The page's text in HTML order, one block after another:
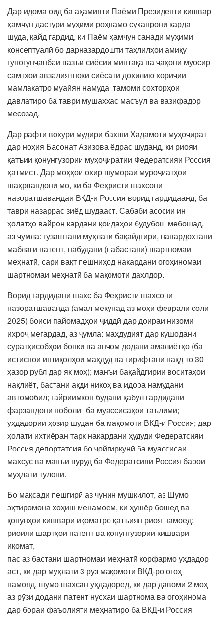
Дар идома оид ба аҳамияти Паёми Президенти кишвар
ҳамчун дастури муҳими роҳнамо суханронӣ карда
шуда, қайд гардид, ки Паём ҳамчун санади муҳими
консептуалӣ бо дарназардошти таҳлилҳои амиқу
гуногунҷанбаи вазъи сиёсии минтақа ва ҷаҳони муосир
самтҳои авзалиятноки сиёсати дохилию хориҷии
мамлакатро муайян намуда, тамоми сохторҳои
давлатиро ба таври мушаххас масъул ва вазифадор
месозад.
Дар рафти вохӯрӣ мудири бахши Хадамоти муҳоҷират
дар ноҳия Басонат Азизова ёдрас шуданд, ки риояи
қатъии қонунгузории муҳоҷиратии Федератсияи Россия
ҳатмист. Дар моҳҳои охир шумораи муроҷиатҳои
шаҳрвандони мо, ки ба Феҳристи шахсони
назоратшавандаи ВКД-и Россия ворид гардидаанд, ба
таври назаррас зиёд шудааст. Сабаби асосии ин
ҳолатҳо вайрон кардани қоидаҳои будубош мебошад,
аз ҷумла: гузаштани муҳлати бақайдгирӣ, напардохтани
маблағи патент, набудани (набастани) шартномаи
меҳнатӣ, сари вақт пешниҳод накардани огоҳиномаи
шартномаи меҳнатӣ ба мақомоти дахлдор.
Ворид гардидани шахс ба Феҳристи шахсони
назоратшаванда (амал мекунад аз моҳи феврали соли
2025) боиси пайомадҳои ҷиддӣ дар доираи низоми
ихроҷ мегардад, аз ҷумла: маҳдудият дар кушодани
суратҳисобҳои бонкӣ ва анҷом додани амалиётҳо (ба
истиснои интиқолҳои маҳдуд ва гирифтани нақд то 30
ҳазор рубл дар як моҳ); манъи бақайдгирии воситаҳои
нақлиёт, бастани ақди никоҳ ва идора намудани
автомобил; ғайриимкон будани қабул гардидани
фарзандони ноболиғ ба муассисаҳои таълимӣ;
уҳдадории ҳозир шудан ба мақомоти ВКД-и Россия; дар
ҳолати ихтиёран тарк накардани ҳудуди Федератсияи
Россия депортатсия бо ҷойгиркунӣ ба муассисаи
махсус ва манъи вуруд ба Федератсияи Россия барои
муҳлати тӯлонӣ.
Бо мақсади пешгирӣ аз чунин мушкилот, аз Шумо
эҳтиромона хоҳиш менамоем, ки ҳушёр бошед ва
қонунҳои кишвари иқоматро қатъиян риоя намоед:
риоияи шартҳои патент ва қонунгузории кишвари
иқомат,
пас аз бастани шартномаи меҳнатӣ корфармо уҳдадор
аст, ки дар муҳлати 3 рӯз мақомоти ВКД-ро огоҳ
намояд, шумо шахсан уҳдадоред, ки дар давоми 2 моҳ
аз рӯзи додани патент нусхаи шартнома ва огоҳинома
дар бораи фаъолияти меҳнатиро ба ВКД-и Россия